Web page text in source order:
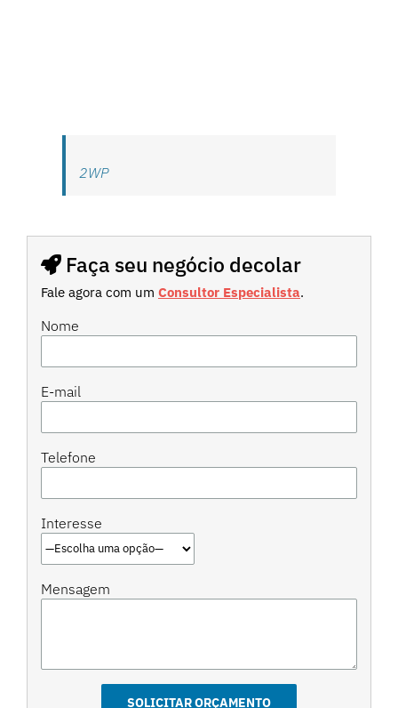
2WP
Faça seu negócio decolar
Fale agora com um Consultor Especialista.
Nome
E-mail
Telefone
Interesse
Mensagem